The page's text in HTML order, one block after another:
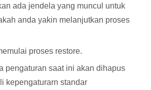
ada jendela yang muncul untuk
anda yakin melanjutkan proses
proses restore.
pengaturan saat ini akan dihapus
kepengaturarn standar